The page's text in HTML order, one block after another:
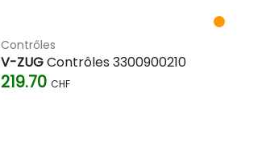
Contrôles
V-ZUGContrôles 3300900210
219.70CHF